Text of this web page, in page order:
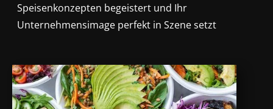
Speisenkonzepten begeistert und Ihr
Unternehmensimage perfekt in Szene setzt